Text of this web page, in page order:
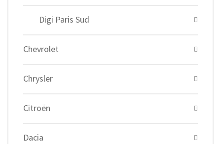
Digi Paris Sud
Chevrolet
Chrysler
Citroën
Dacia